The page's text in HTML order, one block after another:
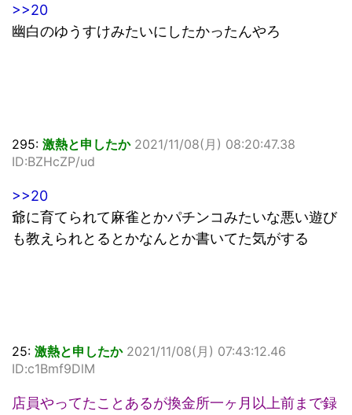
>>20
幽白のゆうすけみたいにしたかったんやろ
295: 激熱と申したか 2021/11/08(月) 08:20:47.38
ID:BZHcZP/ud
>>20
爺に育てられて麻雀とかパチンコみたいな悪い遊び
も教えられとるとかなんとか書いてた気がする
25: 激熱と申したか 2021/11/08(月) 07:43:12.46
ID:c1Bmf9DlM
店員やってたことあるが換金所一ヶ月以上前まで録